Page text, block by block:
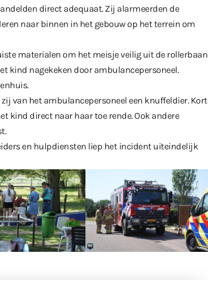
direct adequaat. Zij alarmeerden de
naar binnen in het gebouw op het terrein om
materialen om het meisje veilig uit de rollerbaan
kind nagekeken door ambulancepersoneel.
van het ambulancepersoneel een knuffeldier. Kort
kind direct naar haar toe rende. Ook andere
en hulpdiensten liep het incident uiteindelijk